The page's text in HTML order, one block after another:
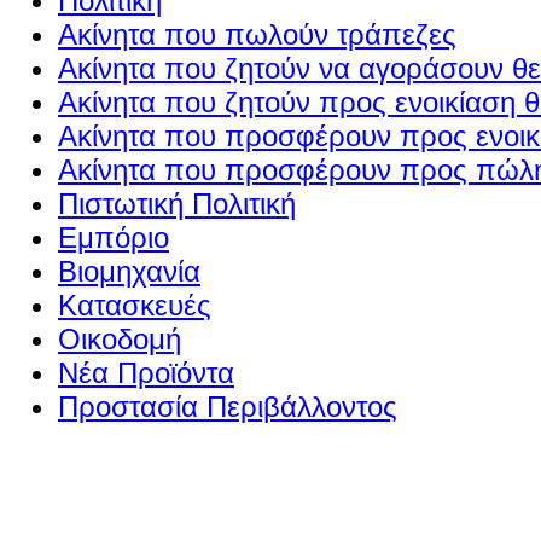
Ακίνητα που πωλούν τράπεζες
Ακίνητα που ζητούν να αγοράσουν
Ακίνητα που ζητούν προς ενοικίαση
Ακίνητα που προσφέρουν προς
Ακίνητα που προσφέρουν προς
Πιστωτική Πολιτική
Εμπόριο
Βιομηχανία
Κατασκευές
Οικοδομή
Νέα Προϊόντα
Προστασία Περιβάλλοντος